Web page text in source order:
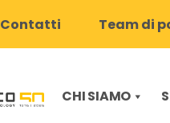
Contatti Team di
CHI SIAMO